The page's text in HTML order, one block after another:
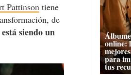
Pattinson tiene
de
siendo un
online:
para
tus